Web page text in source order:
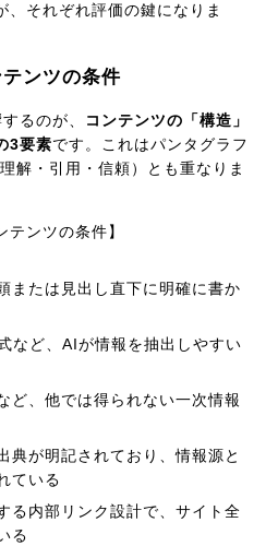
、それぞれ評価の鍵になりま
ンツの条件
るのが、
コンテンツの「構造」
3要素です。これはパンタグラフ
解・引用・信頼）とも重なりま
テンツの条件】
または見出し直下に明確に書か
など、AIが情報を抽出しやすい
ど、他では得られない一次情報
典が明記されており、情報源と
ている
る内部リンク設計で、サイト全
る